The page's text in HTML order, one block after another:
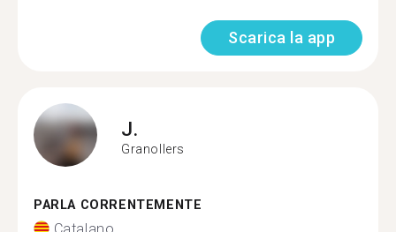
Scarica la app
J.
Granollers
PARLA CORRENTEMENTE
Catalano